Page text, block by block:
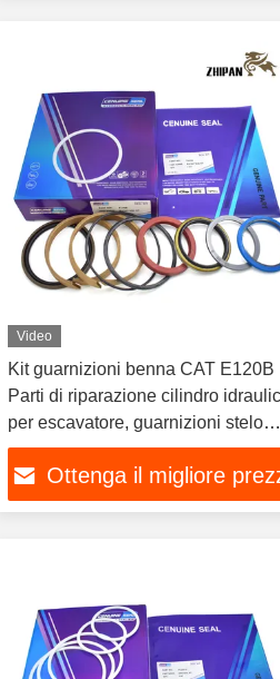
Video
Kit guarnizioni benna CAT E120B
Parti di riparazione cilindro
per escavatore, guarnizioni stelo
pistone e parapolvere
Ottenga il migliore